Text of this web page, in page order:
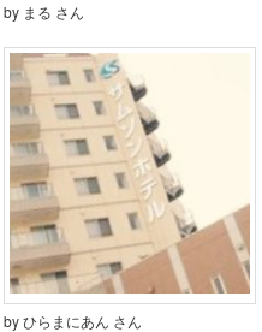
by まる さん
by ひらまにあん さん